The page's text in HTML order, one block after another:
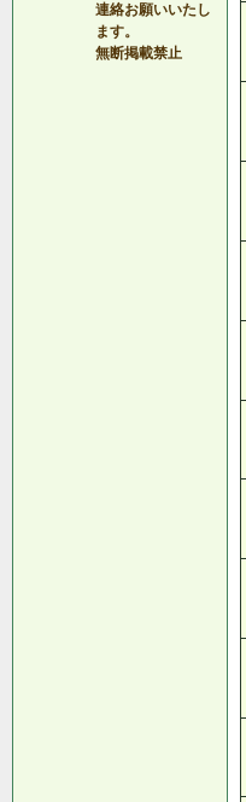
連絡お願いいたし
ます。
無断掲載禁止